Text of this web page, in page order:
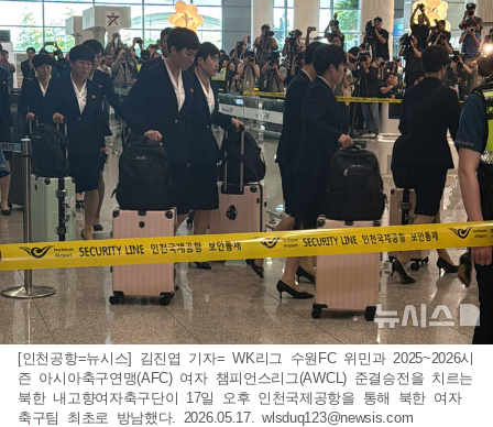
[인천공항=뉴시스] 김진엽 기자= WK리그 수원FC 위민과 2025~2026시
즌 아시아축구연맹(AFC) 여자 챔피언스리그(AWCL) 준결승전을 치르는
북한 내고향여자축구단이 17일 오후 인천국제공항을 통해 북한 여자
축구팀 최초로 방남했다. 2026.05.17.wlsduq123@newsis.com